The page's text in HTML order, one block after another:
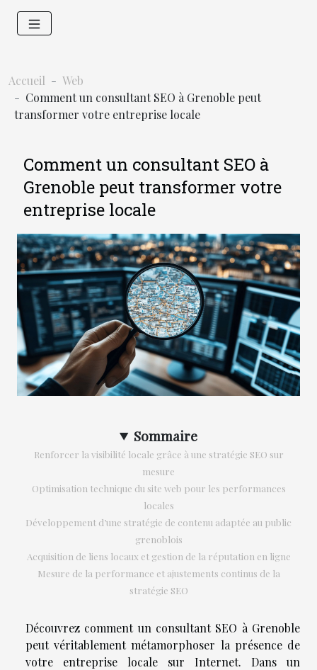
Accueil
Web
Comment un consultant SEO à Grenoble peut
transformer votre entreprise locale
Comment un consultant SEO à
Grenoble peut transformer votre
entreprise locale
Sommaire
Renforcer la visibilité locale grâce à une stratégie SEO sur
mesure
Optimisation technique du site web pour les performances
locales
Développement d’une stratégie de contenu adaptée au public
grenoblois
Acquisition de liens locaux et gestion de la réputation en ligne
Mesure de la performance et ajustements continus de la
stratégie SEO
Découvrez comment un consultant SEO à Grenoble
peut véritablement métamorphoser la présence de
votre entreprise locale sur Internet. Dans un